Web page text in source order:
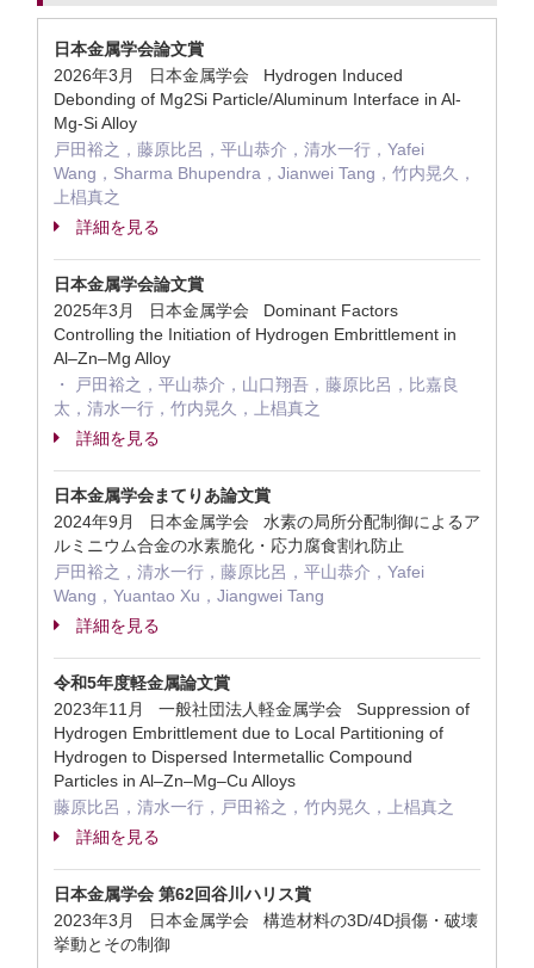
日本金属学会論文賞
2026年3月 日本金属学会 Hydrogen Induced
Debonding of Mg2Si Particle/Aluminum Interface in Al-
Mg-Si Alloy
戸田裕之，藤原比呂，平山恭介，清水一行，Yafei
Wang，Sharma Bhupendra，Jianwei Tang，竹内晃久，
上椙真之
詳細を見る
日本金属学会論文賞
2025年3月 日本金属学会 Dominant Factors
Controlling the Initiation of Hydrogen Embrittlement in
Al–Zn–Mg Alloy
・ 戸田裕之，平山恭介，山口翔吾，藤原比呂，比嘉良
太，清水一行，竹内晃久，上椙真之
詳細を見る
日本金属学会まてりあ論文賞
2024年9月 日本金属学会 水素の局所分配制御によるア
ルミニウム合金の水素脆化・応力腐食割れ防止
戸田裕之，清水一行，藤原比呂，平山恭介，Yafei
Wang，Yuantao Xu，Jiangwei Tang
詳細を見る
令和5年度軽金属論文賞
2023年11月 一般社団法人軽金属学会 Suppression of
Hydrogen Embrittlement due to Local Partitioning of
Hydrogen to Dispersed Intermetallic Compound
Particles in Al–Zn–Mg–Cu Alloys
藤原比呂，清水一行，戸田裕之，竹内晃久，上椙真之
詳細を見る
日本金属学会 第62回谷川ハリス賞
2023年3月 日本金属学会 構造材料の3D/4D損傷・破壊
挙動とその制御